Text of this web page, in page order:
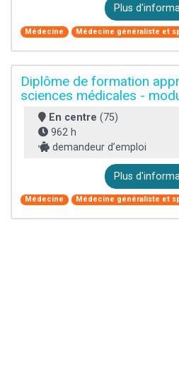
Plus
Médecine Médecine généraliste et
Diplôme de formation
sciences médicales -
En centre (75)
962 h
demandeur d’emploi
Plus
Médecine Médecine généraliste et